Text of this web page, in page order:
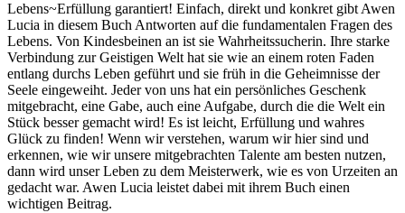
Lebens~Erfüllung garantiert! Einfach, direkt und konkret gibt Awen
Lucia in diesem Buch Antworten auf die fundamentalen Fragen des
Lebens. Von Kindesbeinen an ist sie Wahrheitssucherin. Ihre starke
Verbindung zur Geistigen Welt hat sie wie an einem roten Faden
entlang durchs Leben geführt und sie früh in die Geheimnisse der
Seele eingeweiht. Jeder von uns hat ein persönliches Geschenk
mitgebracht, eine Gabe, auch eine Aufgabe, durch die die Welt ein
Stück besser gemacht wird! Es ist leicht, Erfüllung und wahres
Glück zu finden! Wenn wir verstehen, warum wir hier sind und
erkennen, wie wir unsere mitgebrachten Talente am besten nutzen,
dann wird unser Leben zu dem Meisterwerk, wie es von Urzeiten an
gedacht war. Awen Lucia leistet dabei mit ihrem Buch einen
wichtigen Beitrag.